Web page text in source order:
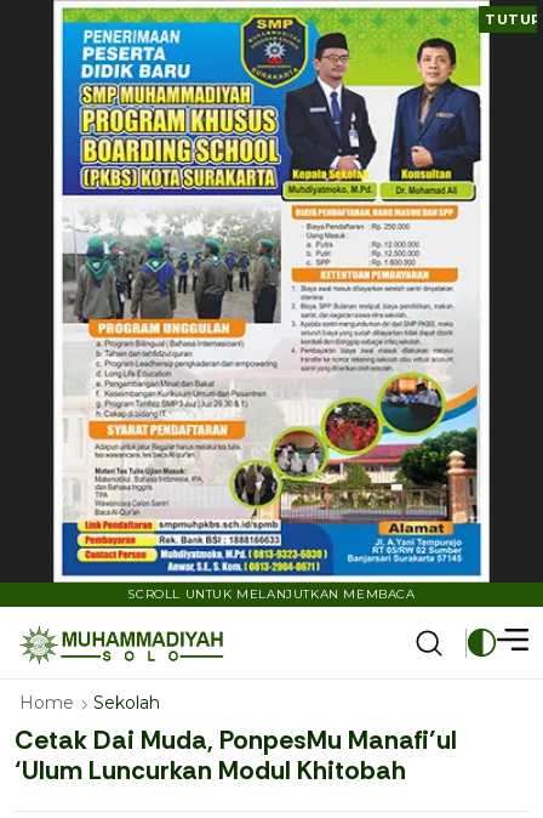
TUTUP
SCROLL UNTUK MELANJUTKAN MEMBACA
Home Sekolah
Cetak Dai Muda, PonpesMu Manafi’ul
‘Ulum Luncurkan Modul Khitobah